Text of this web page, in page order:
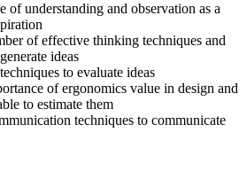
of understanding and observation as a
of effective thinking techniques and
ideas
to evaluate ideas
of ergonomics value in design and
to estimate them
techniques to communicate